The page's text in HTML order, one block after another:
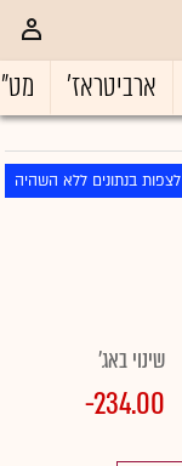
ארביטראז'
לצפות בנתונים ללא השהיה
שינוי באג'
-234.00